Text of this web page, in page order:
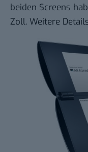
beiden Screens
Zoll. Weitere